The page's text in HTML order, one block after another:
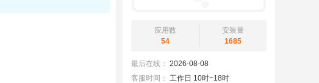
应用数
54
安装量
1685
最后在线： 2026-08-08
客服时间： 工作日 10时~18时